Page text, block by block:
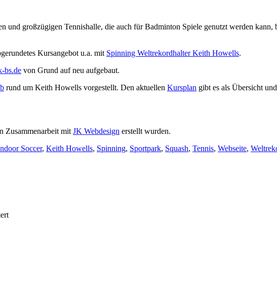
und großzügigen Tennishalle, die auch für Badminton Spiele genutzt werden kann,
Kursangebot u.a. mit Spinning Weltrekordhalter Keith Howells.
bs.de von Grund auf neu aufgebaut.
rund um Keith Howells vorgestellt. Den aktuellen Kursplan gibt es als Übersicht
Zusammenarbeit mit JK Webdesign erstellt wurden.
Soccer, Keith Howells, Spinning, Sportpark, Squash, Tennis, Webseite,